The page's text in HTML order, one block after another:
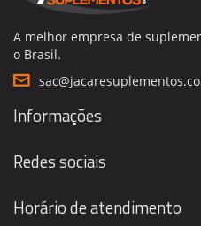
A melhor empresa de
o Brasil.
Informações
Redes sociais
Horário de atendimento